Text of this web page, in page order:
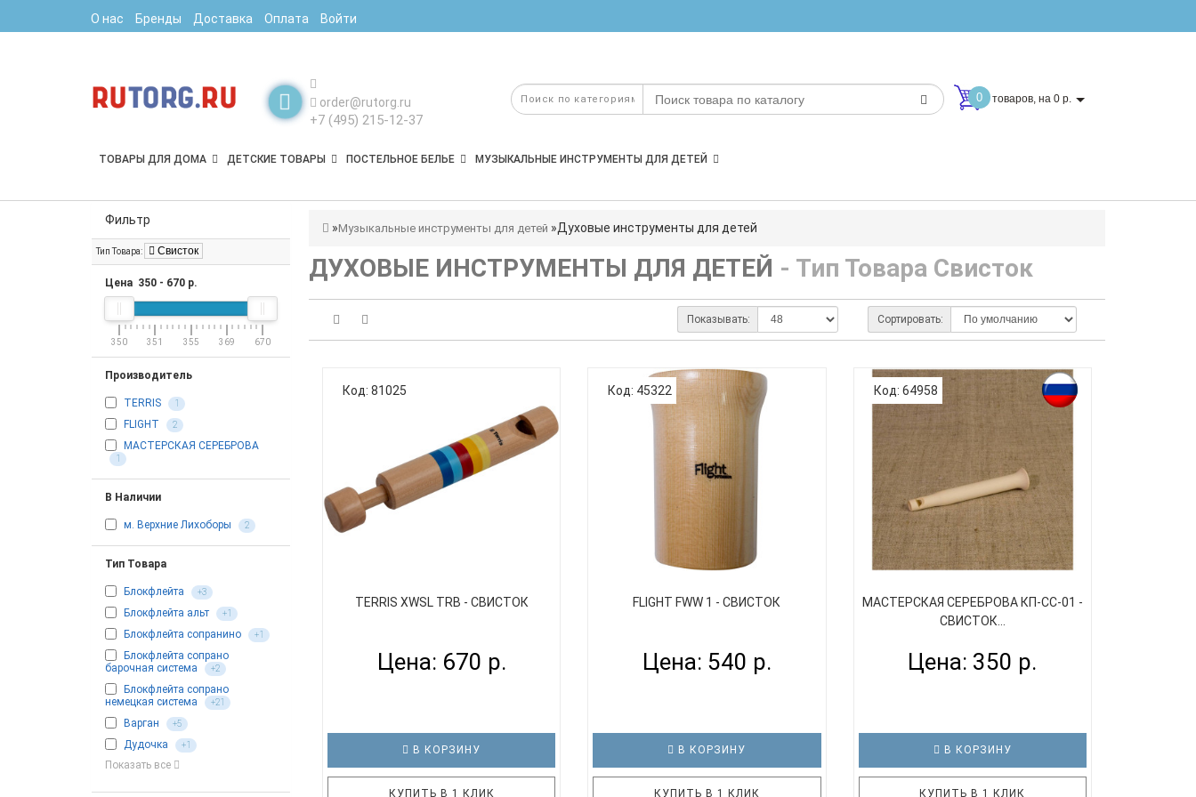
О нас Бренды Доставка Оплата Войти
order@rutorg.ru
+7 (495) 215-12-37
0 товаров, на 0 р.
ТОВАРЫ ДЛЯ ДОМА ДЕТСКИЕ ТОВАРЫ ПОСТЕЛЬНОЕ БЕЛЬЕ МУЗЫКАЛЬНЫЕ ИНСТРУМЕНТЫ ДЛЯ ДЕТЕЙ
Фильтр
Тип Товара: Свисток
Цена 350 - 670 р.
350 351 355 369 670
Производитель
TERRIS 1
FLIGHT 2
МАСТЕРСКАЯ СЕРЕБРОВА
1
В Наличии
м. Верхние Лихоборы 2
Тип Товара
Блокфлейта +3
Блокфлейта альт +1
Блокфлейта сопранино +1
Блокфлейта сопрано
барочная система
+2
Блокфлейта сопрано
немецкая система
+21
Варган +5
Дудочка +1
Показать все
Музыкальные инструменты для детей Духовые инструменты для детей
ДУХОВЫЕ ИНСТРУМЕНТЫ ДЛЯ ДЕТЕЙ - Тип Товара Свисток
Сортировать:
Показывать:
Код: 81025
TERRIS XWSL TRB - СВИСТОК
Цена: 670 р.
В КОРЗИНУ
КУПИТЬ В 1 КЛИК
Код: 45322
FLIGHT FWW 1 - СВИСТОК
Цена: 540 р.
В КОРЗИНУ
КУПИТЬ В 1 КЛИК
Код: 64958
МАСТЕРСКАЯ СЕРЕБРОВА КП-СС-01 -
СВИСТОК...
Цена: 350 р.
В КОРЗИНУ
КУПИТЬ В 1 КЛИК